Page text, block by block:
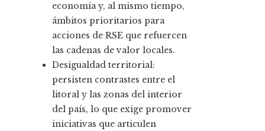
economía y, al mismo tiempo,
ámbitos prioritarios para
acciones de RSE que refuercen
las cadenas de valor locales.
Desigualdad territorial:
persisten contrastes entre el
litoral y las zonas del interior
del país, lo que exige promover
iniciativas que articulen